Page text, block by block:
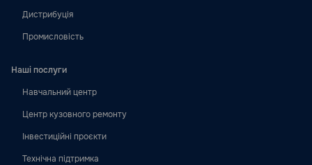
Дистрибуція
Промисловість
Наші послуги
Навчальний центр
Центр кузовного ремонту
Інвестиційні проєкти
Технічна підтримка